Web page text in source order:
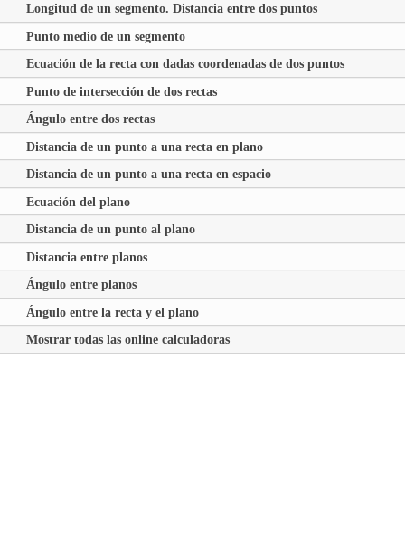
Longitud de un segmento. Distancia entre dos puntos
Punto medio de un segmento
Ecuación de la recta con dadas coordenadas de dos puntos
Punto de intersección de dos rectas
Ángulo entre dos rectas
Distancia de un punto a una recta en plano
Distancia de un punto a una recta en espacio
Ecuación del plano
Distancia de un punto al plano
Distancia entre planos
Ángulo entre planos
Ángulo entre la recta y el plano
Mostrar todas las online calculadoras